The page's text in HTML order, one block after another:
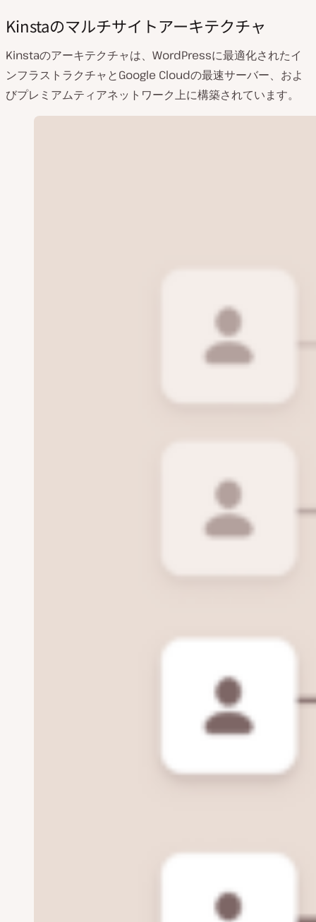
Kinstaのマルチサイトアーキテクチャ
Kinstaのアーキテクチャは、WordPressに最適化されたイ
ンフラストラクチャとGoogle Cloudの最速サーバー、およ
びプレミアムティアネットワーク上に構築されています。